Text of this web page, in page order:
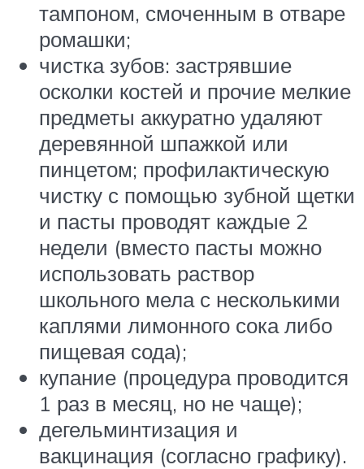
тампоном, смоченным в отваре
ромашки;
чистка зубов: застрявшие
осколки костей и прочие мелкие
предметы аккуратно удаляют
деревянной шпажкой или
пинцетом; профилактическую
чистку с помощью зубной щетки
и пасты проводят каждые 2
недели (вместо пасты можно
использовать раствор
школьного мела с несколькими
каплями лимонного сока либо
пищевая сода);
купание (процедура проводится
1 раз в месяц, но не чаще);
дегельминтизация и
вакцинация (согласно графику).